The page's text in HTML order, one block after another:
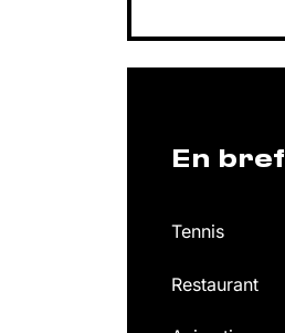
En bref
Tennis
Restaurant